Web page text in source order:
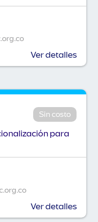
Ver detalles
Sin costo
para
Ver detalles